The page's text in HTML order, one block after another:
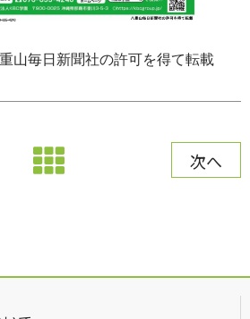
山毎日新聞社の許可を得て転載
次へ